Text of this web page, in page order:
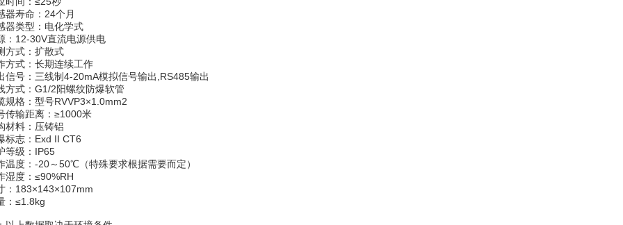
器寿命：24个月
器类型：电化学式
：12-30V直流电源供电
方式：扩散式
方式：长期连续工作
信号：三线制4-20mA模拟信号输出,RS485输出
方式：G1/2阳螺纹防爆软管
规格：型号RVVP3×1.0mm2
传输距离：≥1000米
材料：压铸铝
标志：Exd II CT6
等级：IP65
温度：-20～50℃（特殊要求根据需要而定）
湿度：≤90%RH
：183×143×107mm
：≤1.8kg